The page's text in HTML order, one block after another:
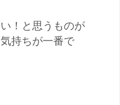
！と思うものが
持ちが一番で